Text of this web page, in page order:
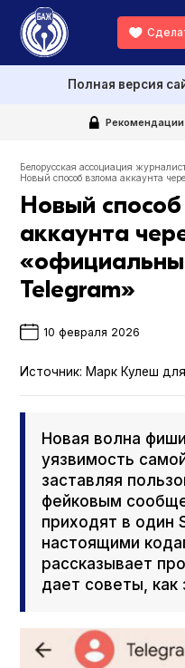
Полная версия
Рекомендации
Белорусская ассоциация
Новый способ взлома аккаунта
Новый
аккаунта
Telegram»
10 февраля 2026
Источник: Марк Кулеш
Новая волна
уязвимость
заставляя
фейковым
приходят в один
настоящими
рассказывает
дает советы, как